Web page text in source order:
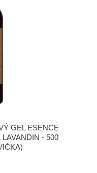
GEL ESENCE
- 500